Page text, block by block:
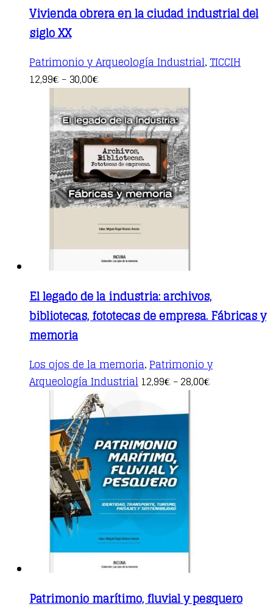
Vivienda obrera en la ciudad industrial del
siglo XX
Patrimonio y Arqueología Industrial, TICCIH
This
product
multiple
variants.
options
chosen
12,99€ – 30,00€
El legado de la industria: archivos,
bibliotecas, fototecas de empresa. Fábricas y
memoria
Los ojos de la memoria, Patrimonio y
Arqueología Industrial This
product
multiple
The
options
may
be
chosen
the
product
12,99€ – 28,00€
Patrimonio marítimo, fluvial y pesquero